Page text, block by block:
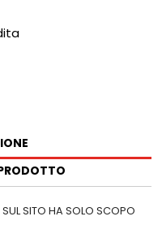
SUL SITO HA SOLO SCOPO